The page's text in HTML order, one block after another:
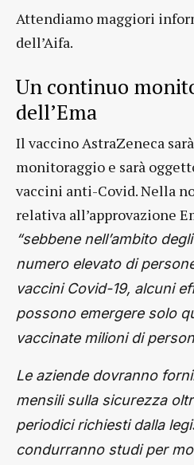
Attendiamo maggiori
dell’Aifa.
Un continuo
dell’Ema
Il vaccino AstraZeneca
monitoraggio e sarà
vaccini anti-Covid. Nella
relativa all’approvazione
“sebbene nell’ambito
numero elevato di
vaccini Covid-19, alcuni
possono emergere solo
vaccinate milioni di
Le aziende dovranno
mensili sulla sicurezza
periodici richiesti dalla
condurranno studi per